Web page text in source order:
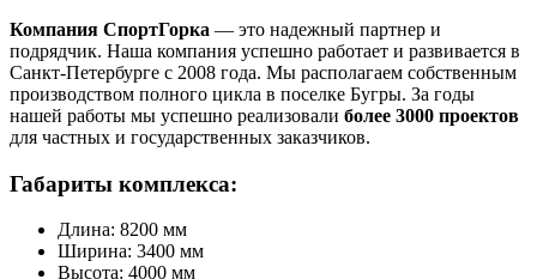
Компания СпортГорка — это надежный партнер и
подрядчик. Наша компания успешно работает и развивается в
Санкт-Петербурге с 2008 года. Мы располагаем собственным
производством полного цикла в поселке Бугры. За годы
нашей работы мы успешно реализовали более 3000 проектов
для частных и государственных заказчиков.
Габариты комплекса:
Длина: 8200 мм
Ширина: 3400 мм
Высота: 4000 мм